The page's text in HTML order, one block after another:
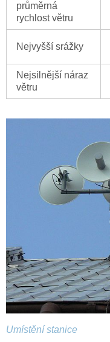
průměrná
rychlost větru
Nejvyšší srážky
Nejsilnější náraz
větru
Umístění stanice